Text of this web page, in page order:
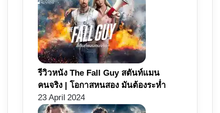
รีวิวหนัง The Fall Guy สตันท์แมน
คนจริง | โอกาสหนสอง มันต้องระห่ำ
23 April 2024